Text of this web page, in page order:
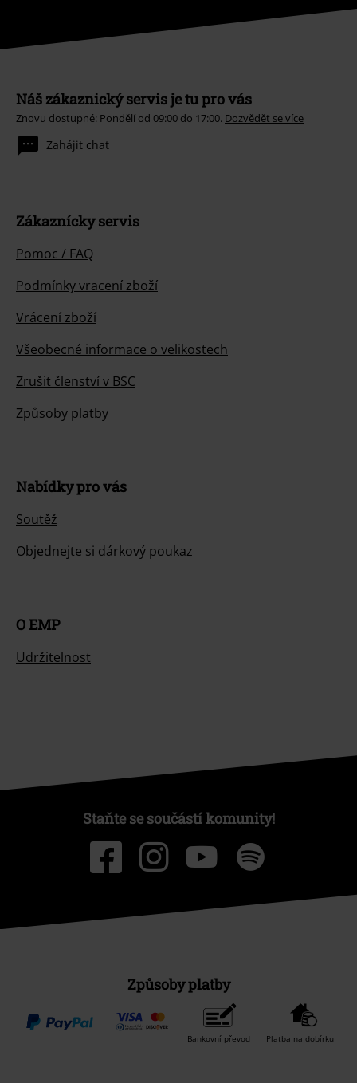
Náš zákaznický servis je tu pro vás
Znovu dostupné: Pondělí od 09:00 do 17:00. Dozvědět se více
Zahájit chat
Zákaznícky servis
Pomoc / FAQ
Podmínky vracení zboží
Vrácení zboží
Všeobecné informace o velikostech
Zrušit členství v BSC
Způsoby platby
Nabídky pro vás
Soutěž
Objednejte si dárkový poukaz
O EMP
Udržitelnost
Staňte se součástí komunity!
Způsoby platby
Bankovní převod Platba na dobírku